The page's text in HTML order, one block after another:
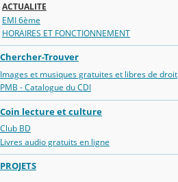
ACTUALITE
EMI 6ème
HORAIRES ET FONCTIONNEMENT
Chercher-Trouver
Images et musiques gratuites et libres de droit
PMB - Catalogue du CDI
Coin lecture et culture
Club BD
Livres audio gratuits en ligne
PROJETS